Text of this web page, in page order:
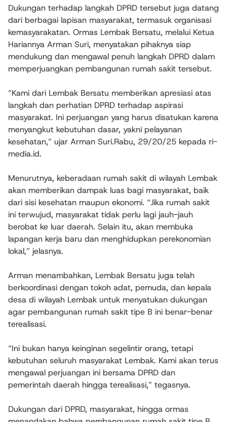
Dukungan terhadap langkah DPRD tersebut juga datang
dari berbagai lapisan masyarakat, termasuk organisasi
kemasyarakatan. Ormas Lembak Bersatu, melalui Ketua
Hariannya Arman Suri, menyatakan pihaknya siap
mendukung dan mengawal penuh langkah DPRD dalam
memperjuangkan pembangunan rumah sakit tersebut.
“Kami dari Lembak Bersatu memberikan apresiasi atas
langkah dan perhatian DPRD terhadap aspirasi
masyarakat. Ini perjuangan yang harus disatukan karena
menyangkut kebutuhan dasar, yakni pelayanan
kesehatan,” ujar Arman Suri.Rabu, 29/20/25 kepada ri-
media.id.
Menurutnya, keberadaan rumah sakit di wilayah Lembak
akan memberikan dampak luas bagi masyarakat, baik
dari sisi kesehatan maupun ekonomi. “Jika rumah sakit
ini terwujud, masyarakat tidak perlu lagi jauh-jauh
berobat ke luar daerah. Selain itu, akan membuka
lapangan kerja baru dan menghidupkan perekonomian
lokal,” jelasnya.
Arman menambahkan, Lembak Bersatu juga telah
berkoordinasi dengan tokoh adat, pemuda, dan kepala
desa di wilayah Lembak untuk menyatukan dukungan
agar pembangunan rumah sakit tipe B ini benar-benar
terealisasi.
“Ini bukan hanya keinginan segelintir orang, tetapi
kebutuhan seluruh masyarakat Lembak. Kami akan terus
mengawal perjuangan ini bersama DPRD dan
pemerintah daerah hingga terealisasi,” tegasnya.
Dukungan dari DPRD, masyarakat, hingga ormas